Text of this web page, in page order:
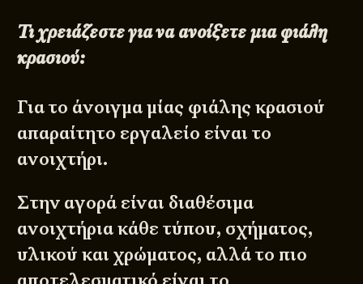
Τι χρειάζεστε για να ανοίξετε μια φιάλη
κρασιού:
Για το άνοιγμα μίας φιάλης κρασιού
απαραίτητο εργαλείο είναι το
ανοιχτήρι.
Στην αγορά είναι διαθέσιμα
ανοιχτήρια κάθε τύπου, σχήματος,
υλικού και χρώματος, αλλά το πιο